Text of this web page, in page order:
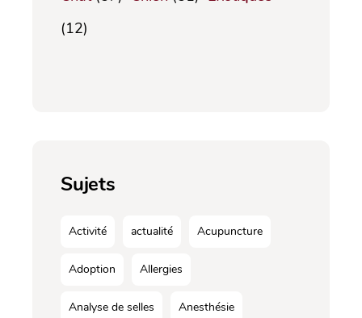
(12)
Sujets
Activité actualité Acupuncture
Adoption Allergies
Analyse de selles Anesthésie